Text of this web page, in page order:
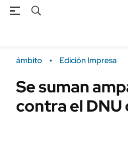
Campo
FINANZAS
ámbito Edición Impresa
Se suman
contra el